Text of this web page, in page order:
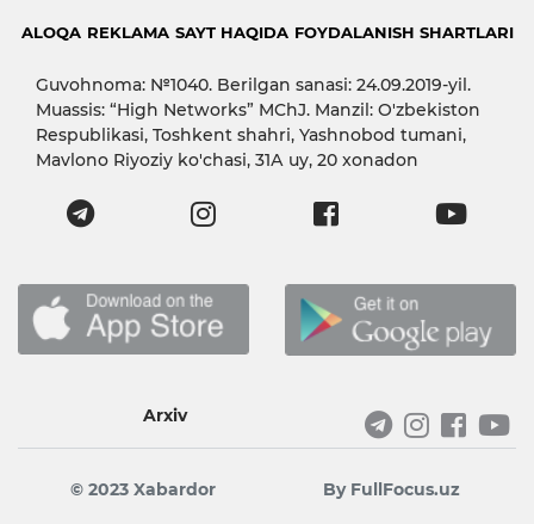
ALOQA REKLAMA SAYT HAQIDA FOYDALANISH SHARTLARI
Guvohnoma: №1040. Berilgan sanasi: 24.09.2019-yil.
Muassis: “High Networks” MChJ. Manzil: O'zbekiston
Respublikasi, Toshkent shahri, Yashnobod tumani,
Mavlono Riyoziy ko'chasi, 31А uy, 20 xonadon
Arxiv
© 2023 Xabardor By FullFocus.uz